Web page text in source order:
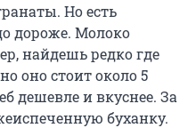
Но есть
дороже. Молоко
найдешь редко где
оно стоит около 5
дешевле и вкуснее. За
буханку.